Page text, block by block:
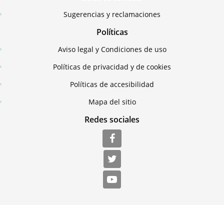
Sugerencias y reclamaciones
Políticas
Aviso legal y Condiciones de uso
Políticas de privacidad y de cookies
Políticas de accesibilidad
Mapa del sitio
Redes sociales